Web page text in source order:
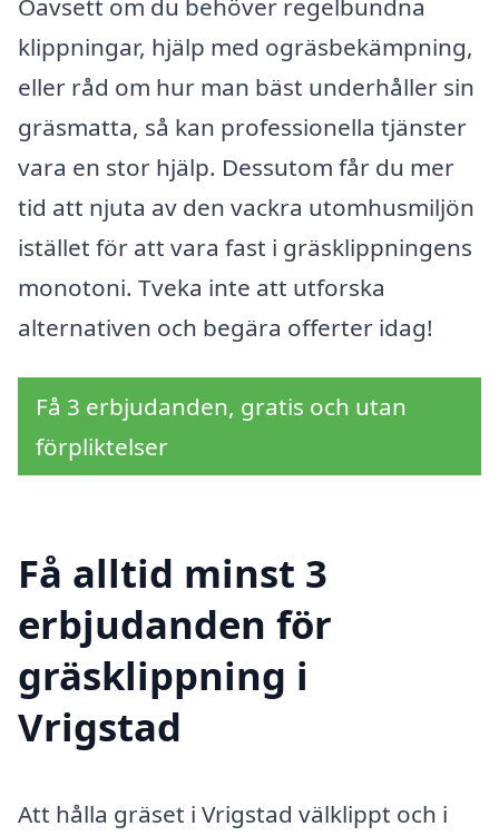
klippningar, hjälp med ogräsbekämpning,
eller råd om hur man bäst underhåller sin
gräsmatta, så kan professionella tjänster
vara en stor hjälp. Dessutom får du mer
tid att njuta av den vackra utomhusmiljön
istället för att vara fast i gräsklippningens
monotoni. Tveka inte att utforska
alternativen och begära offerter idag!
Få 3 erbjudanden, gratis och utan
förpliktelser
Få alltid minst 3
erbjudanden för
gräsklippning i
Vrigstad
Att hålla gräset i Vrigstad välklippt och i